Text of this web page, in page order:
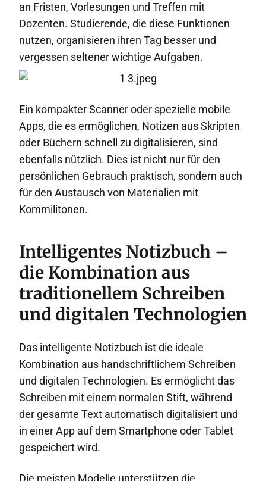
an Fristen, Vorlesungen und Treffen mit
Dozenten. Studierende, die diese Funktionen
nutzen, organisieren ihren Tag besser und
vergessen seltener wichtige Aufgaben.
Ein kompakter Scanner oder spezielle mobile
Apps, die es ermöglichen, Notizen aus Skripten
oder Büchern schnell zu digitalisieren, sind
ebenfalls nützlich. Dies ist nicht nur für den
persönlichen Gebrauch praktisch, sondern auch
für den Austausch von Materialien mit
Kommilitonen.
Intelligentes Notizbuch –
die Kombination aus
traditionellem Schreiben
und digitalen Technologien
Das intelligente Notizbuch ist die ideale
Kombination aus handschriftlichem Schreiben
und digitalen Technologien. Es ermöglicht das
Schreiben mit einem normalen Stift, während
der gesamte Text automatisch digitalisiert und
in einer App auf dem Smartphone oder Tablet
gespeichert wird.
Die meisten Modelle unterstützen die